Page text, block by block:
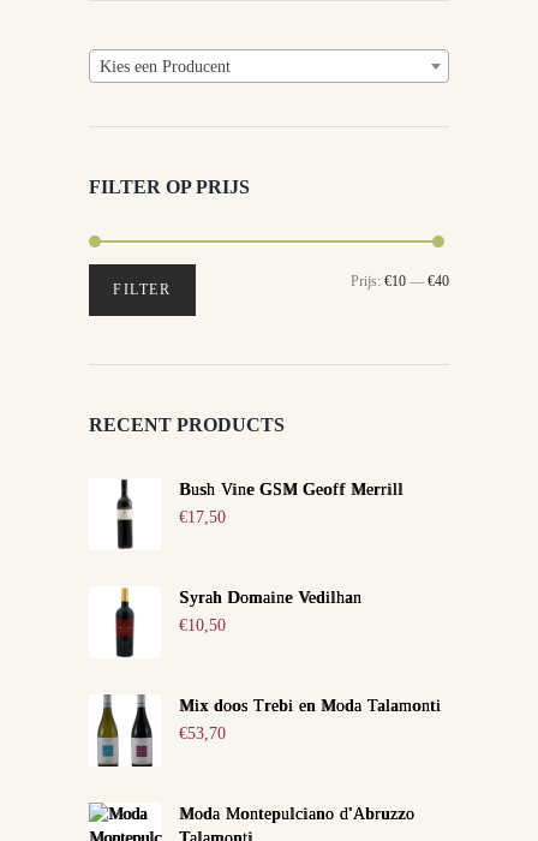
Kies een Producent
FILTER OP PRIJS
Min.
Max.
FILTER Prijs: €10 — €40
RECENT PRODUCTS
Bush Vine GSM Geoff Merrill
€17,50
Syrah Domaine Vedilhan
€10,50
Mix doos Trebi en Moda Talamonti
€53,70
Moda Montepulciano d'Abruzzo